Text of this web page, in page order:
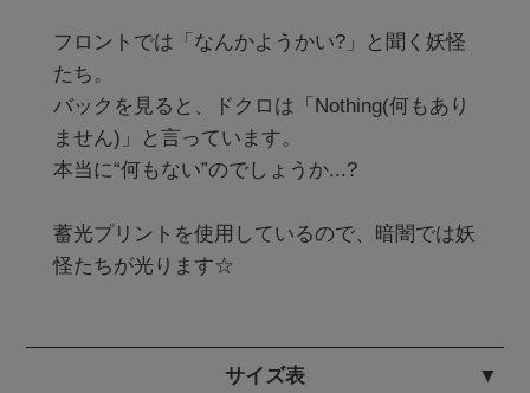
フロントでは「なんかようかい?」と聞く妖怪
たち。
バックを見ると、ドクロは「Nothing(何もあり
ません)」と言っています。
本当に“何もない”のでしょうか...?
蓄光プリントを使用しているので、暗闇では妖
サイズ表